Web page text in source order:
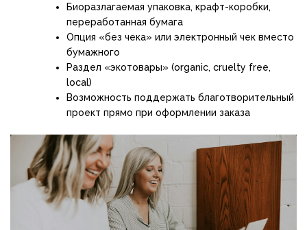
Биоразлагаемая упаковка, крафт-коробки,
переработанная бумага
Опция «без чека» или электронный чек вместо
бумажного
Раздел «экотовары» (organic, cruelty free,
local)
Возможность поддержать благотворительный
проект прямо при оформлении заказа